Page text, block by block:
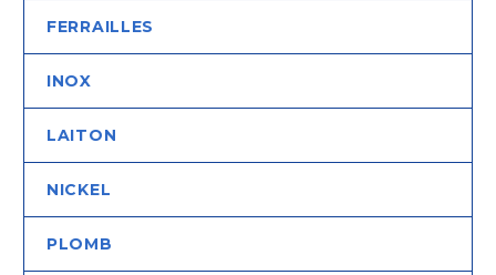
FERRAILLES
INOX
LAITON
NICKEL
PLOMB